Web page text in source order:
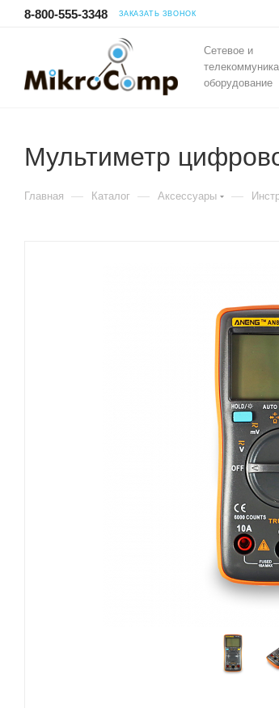
8-800-555-3348 ЗАКАЗАТЬ ЗВОНОК
Сетевое и
оборудование
Мультиметр
Главная — Каталог — Аксессуары —